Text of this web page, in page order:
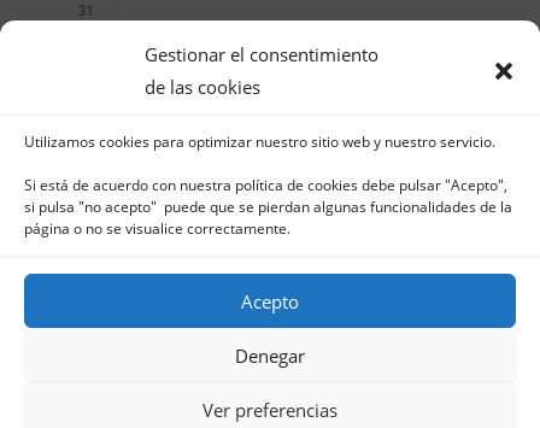
Gestionar el consentimiento
de las cookies
Utilizamos cookies para optimizar nuestro sitio web y nuestro servicio.
Si está de acuerdo con nuestra política de cookies debe pulsar "Acepto",
si pulsa "no acepto" puede que se pierdan algunas funcionalidades de la
página o no se visualice correctamente.
Acepto
Denegar
Ver preferencias
31
Sin Eventos
Club Naútico de Jávea - Muelle Norte s/n |
03730 Jávea – España | Tel. 965 791 025 | Fax.
965 796 008 | info@cnjavea.net
de Cookies